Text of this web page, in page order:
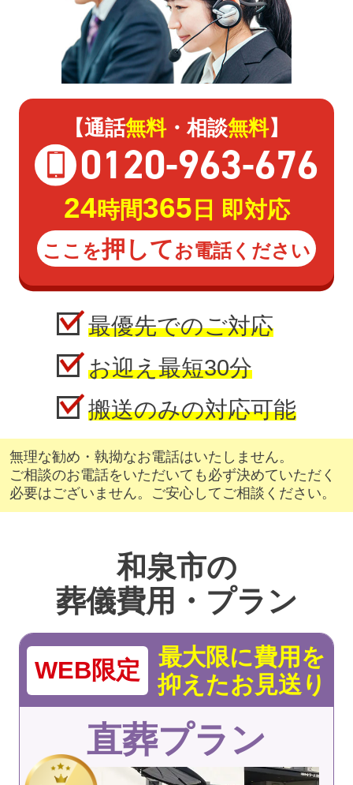
【通話無料・相談無料】
0120-963-676
24時間365 日 即対応
ここを押してお電話ください
最優先でのご対応
お迎え最短30分
搬送のみの対応可能
無理な勧め・執拗なお電話はいたしません。
ご相談のお電話をいただいても必ず決めていただく
必要はございません。ご安心してご相談ください。
和泉市の
葬儀費用・プラン
WEB限定
最大限に費用を
抑えたお見送り
直葬プラン